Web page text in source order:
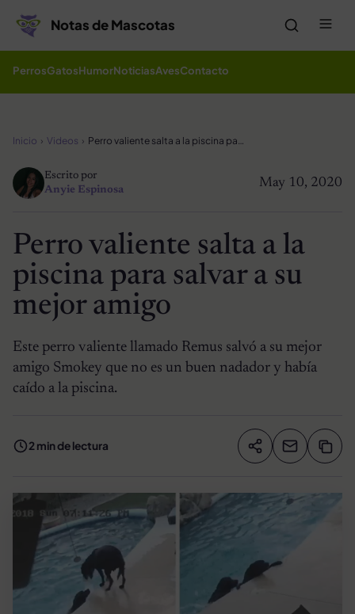
Notas de Mascotas
PerrosGatosHumorNoticiasAvesContacto
Inicio Videos Perro valiente salta a la piscina para salvar a su mejor amigo
May 10, 2020
Escrito por
Anyie Espinosa
Perro valiente salta a la
piscina para salvar a su
mejor amigo
Este perro valiente llamado Remus salvó a su mejor
amigo Smokey que no es un buen nadador y había
caído a la piscina.
2 min de lectura Compartir